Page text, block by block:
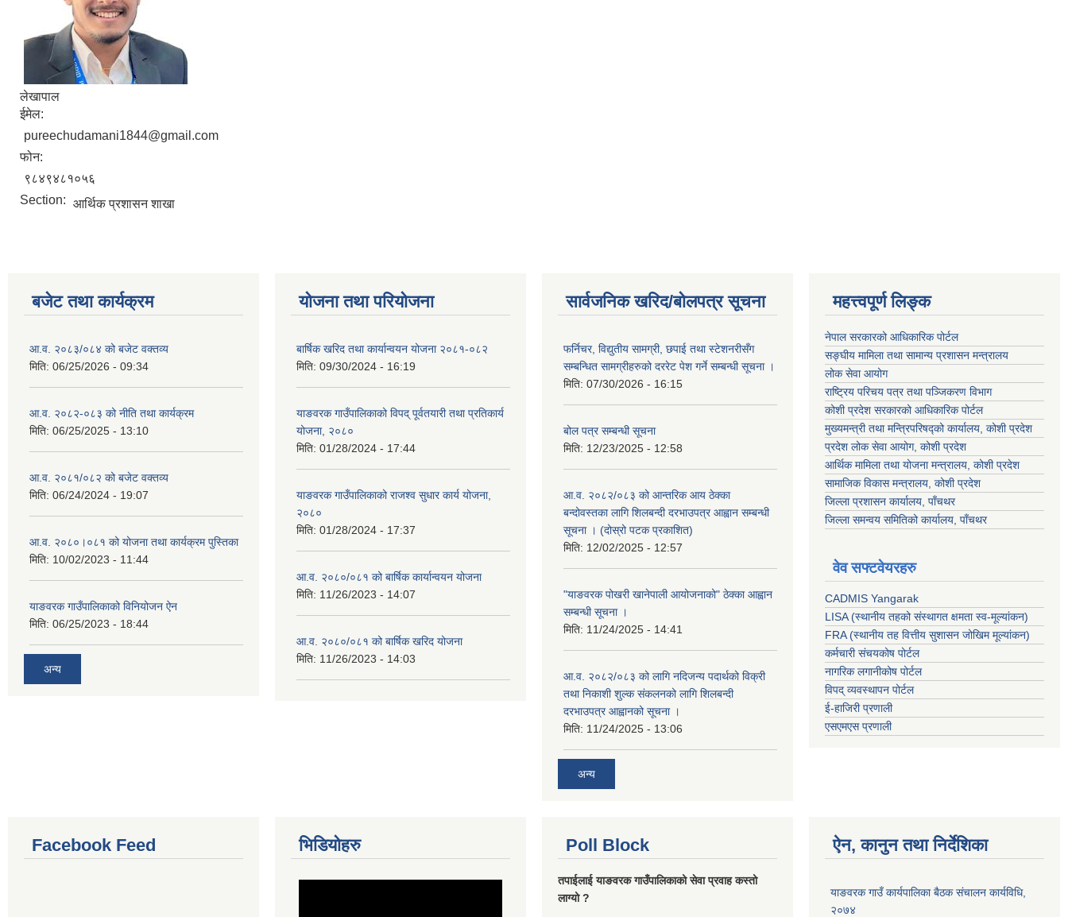
लेखापाल
ईमेल:
pureechudamani1844@gmail.com
फोन:
९८४९४८१०५६
Section: आर्थिक प्रशासन शाखा
बजेट तथा कार्यक्रम
आ.व. २०८३/०८४ को बजेट वक्तव्य
मिति: 06/25/2026 - 09:34
आ.व. २०८२-०८३ को नीति तथा कार्यक्रम
मिति: 06/25/2025 - 13:10
आ.व. २०८१/०८२ को बजेट वक्तव्य
मिति: 06/24/2024 - 19:07
आ.व. २०८०।०८१ को योजना तथा कार्यक्रम पुस्तिका
मिति: 10/02/2023 - 11:44
याङवरक गाउँपालिकाको विनियोजन ऐन
मिति: 06/25/2023 - 18:44
अन्य
योजना तथा परियोजना
बार्षिक खरिद तथा कार्यान्वयन योजना २०८१-०८२
मिति: 09/30/2024 - 16:19
याङवरक गाउँपालिकाको विपद् पूर्वतयारी तथा प्रतिकार्य
योजना, २०८०
मिति: 01/28/2024 - 17:44
याङवरक गाउँपालिकाको राजश्व सुधार कार्य योजना,
२०८०
मिति: 01/28/2024 - 17:37
आ.व. २०८०/०८१ को बार्षिक कार्यान्वयन योजना
मिति: 11/26/2023 - 14:07
आ.व. २०८०/०८१ को बार्षिक खरिद योजना
मिति: 11/26/2023 - 14:03
सार्वजनिक खरिद/बोलपत्र सूचना
फर्निचर, विद्युतीय सामग्री, छपाई तथा स्टेशनरीसँग
सम्बन्धित सामग्रीहरुको दररेट पेश गर्ने सम्बन्धी सूचना ।
मिति: 07/30/2026 - 16:15
बोल पत्र सम्बन्धी सूचना
मिति: 12/23/2025 - 12:58
आ.व. २०८२/०८३ को आन्तरिक आय ठेक्का
बन्दोवस्तका लागि शिलबन्दी दरभाउपत्र आह्वान सम्बन्धी
सूचना । (दोस्रो पटक प्रकाशित)
मिति: 12/02/2025 - 12:57
"याङवरक पोखरी खानेपाली आयोजनाको" ठेक्का आह्वान
सम्बन्धी सूचना ।
मिति: 11/24/2025 - 14:41
आ.व. २०८२/०८३ को लागि नदिजन्य पदार्थको विक्री
तथा निकाशी शुल्क संकलनको लागि शिलबन्दी
दरभाउपत्र आह्वानको सूचना ।
मिति: 11/24/2025 - 13:06
अन्य
महत्त्वपूर्ण लिङ्क
नेपाल सरकारको आधिकारिक पोर्टल
सङ्‍घीय मामिला तथा सामान्य प्रशासन मन्त्रालय
लोक सेवा आयोग
राष्ट्रिय परिचय पत्र तथा पञ्जिकरण विभाग
कोशी प्रदेश सरकारको आधिकारिक पोर्टल
मुख्यमन्त्री तथा मन्त्रिपरिषद्को कार्यालय, कोशी प्रदेश
प्रदेश लोक सेवा आयोग, कोशी प्रदेश
आर्थिक मामिला तथा योजना मन्त्रालय, कोशी प्रदेश
सामाजिक विकास मन्त्रालय, कोशी प्रदेश
जिल्ला प्रशासन कार्यालय, पाँचथर
जिल्ला समन्वय समितिको कार्यालय, पाँचथर
वेव सफ्टवेयरहरु
CADMIS Yangarak
LISA (स्थानीय तहको संस्थागत क्षमता स्व-मूल्यांकन)
FRA (स्थानीय तह वित्तीय सुशासन जोखिम मूल्यांकन)
कर्मचारी संचयकोष पोर्टल
नागरिक लगानीकोष पोर्टल
विपद् व्यवस्थापन पोर्टल
ई-हाजिरी प्रणाली
एसएमएस प्रणाली
Facebook Feed भिडियोहरु Poll Block
तपाईलाई याङवरक गाउँपालिकाको सेवा प्रवाह कस्तो
लाग्यो ?
ऐन, कानुन तथा निर्देशिका
याङवरक गाउँ कार्यपालिका बैठक संचालन कार्यविधि,
२०७४